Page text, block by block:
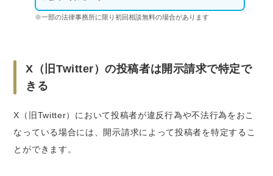
※一部の法律事務所に限り初回相談無料の場合があります
X（旧Twitter）の投稿者は開示請求で特定で
きる
X（旧Twitter）において投稿者が違反行為や不法行為をおこ
なっている場合には、開示請求によって投稿者を特定するこ
とができます。